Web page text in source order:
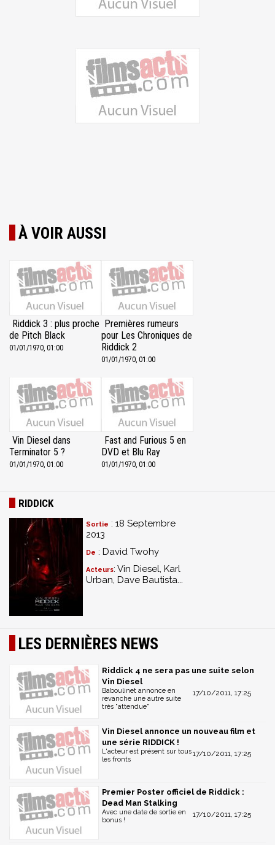
À VOIR AUSSI
Riddick 3 : plus proche
de Pitch Black
01/01/1970, 01:00
Premières rumeurs
pour Les Chroniques de
Riddick 2
01/01/1970, 01:00
Vin Diesel dans
Terminator 5 ?
01/01/1970, 01:00
Fast and Furious 5 en
DVD et Blu Ray
01/01/1970, 01:00
RIDDICK
Sortie : 18 Septembre
2013
De : David Twohy
Acteurs: Vin Diesel, Karl
Urban, Dave Bautista...
LES DERNIÈRES NEWS
Riddick 4 ne sera pas une suite selon
Vin Diesel
17/10/2011, 17:25
Baboulinet annonce en
revanche une autre suite
très "attendue"
Vin Diesel annonce un nouveau film et
une série RIDDICK !
17/10/2011, 17:25
L'acteur est présent sur tous
les fronts
Premier Poster officiel de Riddick :
Dead Man Stalking
17/10/2011, 17:25
Avec une date de sortie en
bonus !